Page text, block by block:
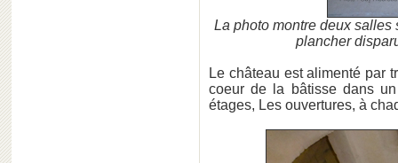
La photo montre deux
plancher
Le château est alimenté par
coeur de la bâtisse dans
étages, Les ouvertures, à